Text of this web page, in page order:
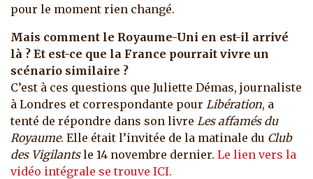
pour le moment rien changé.
Mais comment le Royaume-Uni en est-il arrivé
là ? Et est-ce que la France pourrait vivre un
scénario similaire ?
C’est à ces questions que Juliette Démas, journaliste
à Londres et correspondante pour Libération, a
tenté de répondre dans son livre Les affamés du
Royaume. Elle était l’invitée de la matinale du Club
des Vigilantsle 14 novembre dernier. Le lien vers la
vidéo intégrale se trouve ICI.